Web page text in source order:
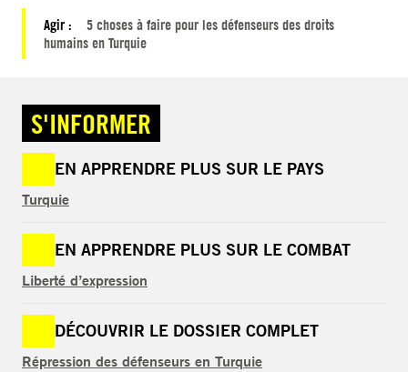
Agir :
5 choses à faire pour les défenseurs des droits
humains en Turquie
S'INFORMER
EN APPRENDRE PLUS SUR LE PAYS
Turquie
EN APPRENDRE PLUS SUR LE COMBAT
Liberté d’expression
DÉCOUVRIR LE DOSSIER COMPLET
Répression des défenseurs en Turquie